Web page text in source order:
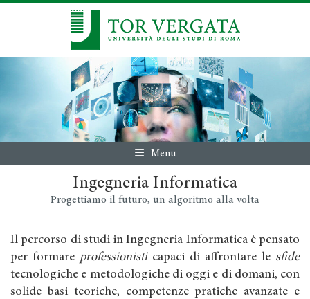
Menu
Ingegneria Informatica
Progettiamo il futuro, un algoritmo alla volta
Il percorso di studi in Ingegneria Informatica è pensato
per formare professionisticapaci di affrontare le sfide
tecnologiche e metodologiche di oggi e di domani, con
solide basi teoriche, competenze pratiche avanzate e